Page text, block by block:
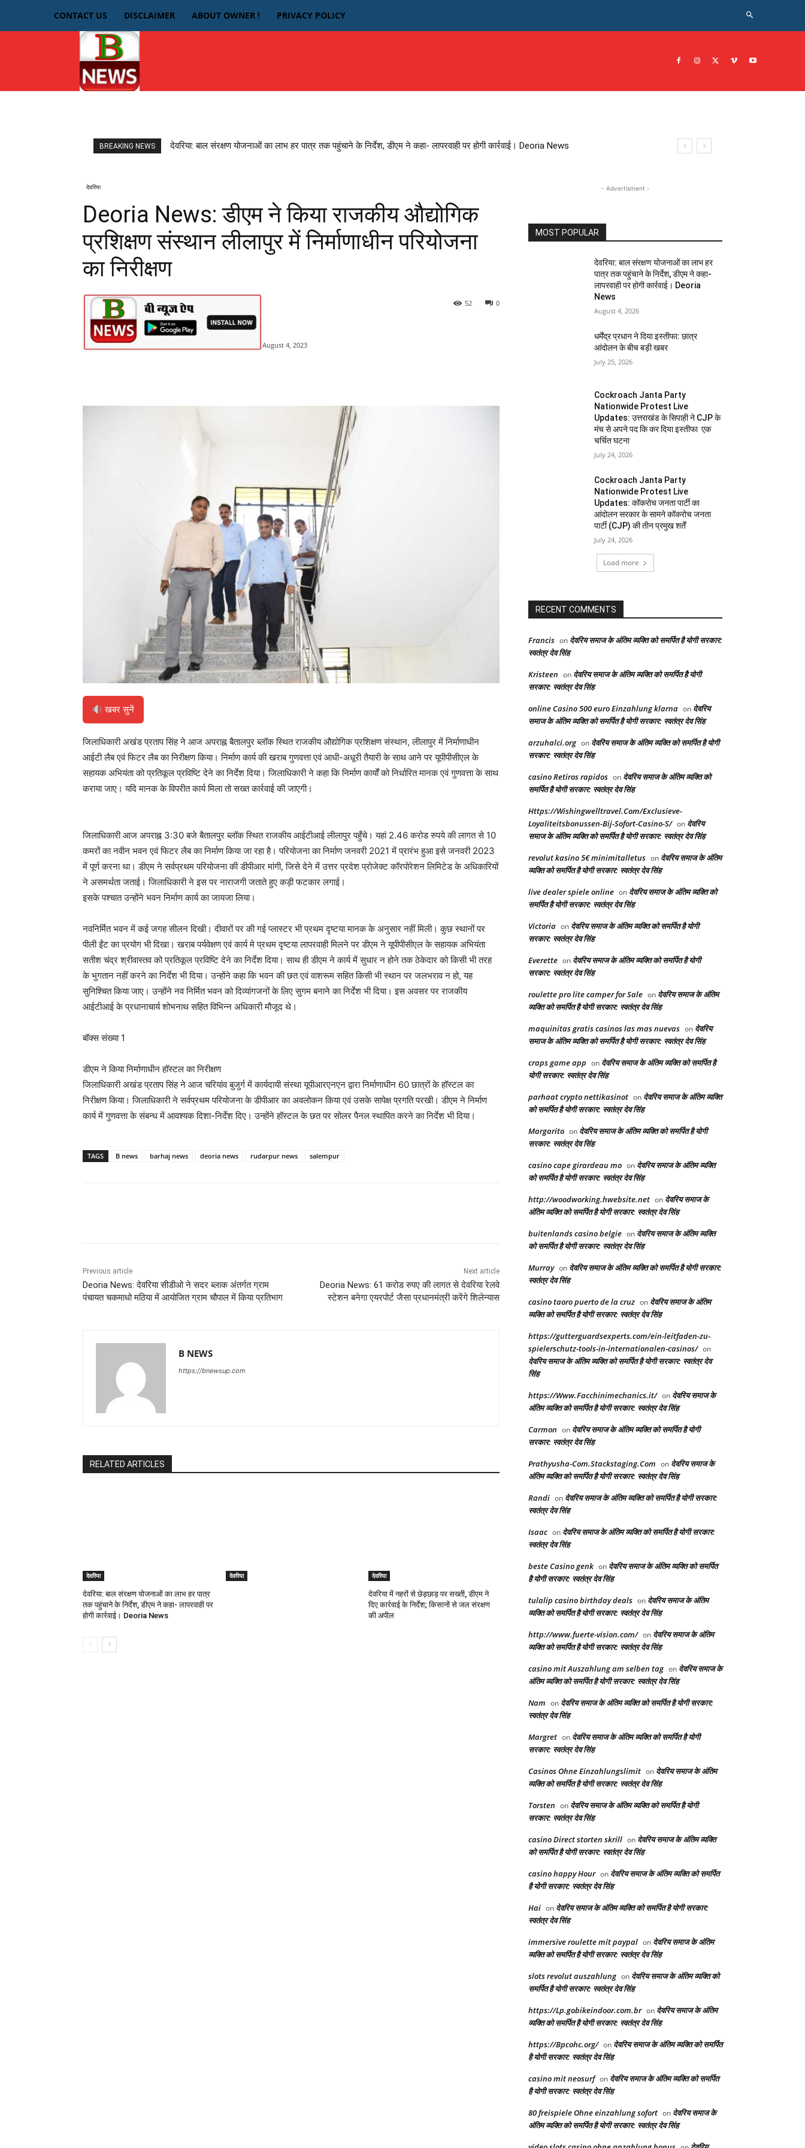
CONTACT US DISCLAIMER ABOUT OWNER ! PRIVACY POLICY
JOB नोकरी सरकारी योजना
BREAKING NEWS देवरिया: बाल संरक्षण योजनाओं का लाभ हर पात्र तक पहुंचाने के निर्देश, डीएम ने कहा- लापरवाही पर होगी कार्रवाई। Deoria News
देवरिया
Deoria News: डीएम ने किया राजकीय औद्योगिक
प्रशिक्षण संस्थान लीलापुर में निर्माणाधीन परियोजना
का निरीक्षण
August 4, 2023
0
52
खबर सुनें
जिलाधिकारी अखंड प्रताप सिंह ने आज अपराह्न बैतालपुर ब्लॉक स्थित राजकीय औद्योगिक प्रशिक्षण संस्थान, लीलापुर में निर्माणाधीन
आईटी लैब एवं फिटर लैब का निरीक्षण किया। निर्माण कार्य की खराब गुणवत्ता एवं आधी-अधूरी तैयारी के साथ आने पर यूपीपीसीएल के
सहायक अभियंता को प्रतिकूल प्रविष्टि देने का निर्देश दिया। जिलाधिकारी ने कहा कि निर्माण कार्यों को निर्धारित मानक एवं गुणवत्ता के साथ
कराया जाए। यदि मानक के विपरीत कार्य मिला तो सख्त कार्रवाई की जाएगी।
जिलाधिकारी आज अपराह्न 3:30 बजे बैतालपुर ब्लॉक स्थित राजकीय आईटीआई लीलापुर पहुँचे। यहां 2.46 करोड रुपये की लागत से 10
कमरों का नवीन भवन एवं फिटर लैब का निर्माण किया जा रहा है। परियोजना का निर्माण जनवरी 2021 में प्रारंभ हुआ इसे जनवरी 2023
में पूर्ण करना था। डीएम ने सर्वप्रथम परियोजना की डीपीआर मांगी, जिसे देने में उत्तर प्रदेश प्रोजेक्ट कॉरपोरेशन लिमिटेड के अधिकारियों
ने असमर्थता जताई। जिलाधिकारी ने इस पर नाराजगी जताते हुए कड़ी फटकार लगाई।
इसके पश्चात उन्होंने भवन निर्माण कार्य का जायजा लिया।
नवनिर्मित भवन में कई जगह सीलन दिखी। दीवारों पर की गई प्लास्टर भी प्रथम दृष्टया मानक के अनुसार नहीं मिली। कुछ स्थानों पर
पीली ईंट का प्रयोग भी दिखा। खराब पर्यवेक्षण एवं कार्य मे प्रथम दृष्टया लापरवाही मिलने पर डीएम ने यूपीपीसीएल के सहायक अभियंता
सतीश चंद्र श्रीवास्तव को प्रतिकूल प्रविष्टि देने का निर्देश दिया। साथ ही डीएम ने कार्य में सुधार न होने तक ठेकेदार को किसी भी तरह
के भुगतान नहीं करने का निर्देश भी दिया। उन्होंने कहा कि भवन की छत एवं वाशरूम सहित किसी भी स्थान पर जलभराव न हो, यह
सुनिश्चित किया जाए। उन्होंने नव निर्मित भवन को दिव्यांगजनों के लिए सुगम बनाने का निर्देश भी दिया। इस अवसर पर राजकीय
आईटीआई के प्रधानाचार्य शोभनाथ सहित विभिन्न अधिकारी मौजूद थे।
बॉक्स संख्या 1
डीएम ने किया निर्माणाधीन हॉस्टल का निरीक्षण
जिलाधिकारी अखंड प्रताप सिंह ने आज चरियांव बुजुर्ग में कार्यदायी संस्था यूपीआरएनएन द्वारा निर्माणाधीन 60 छात्रों के हॉस्टल का
निरीक्षण किया। जिलाधिकारी ने सर्वप्रथम परियोजना के डीपीआर का अवलोकन किया एवं उसके सापेक्ष प्रगति परखी। डीएम ने निर्माण
कार्य में गुणवत्ता के संबन्ध में आवश्यक दिशा-निर्देश दिए। उन्होंने हॉस्टल के छत पर सोलर पैनल स्थापित करने का निर्देश भी दिया।
TAGS B news barhaj news deoria news rudarpur news salempur
Previous article
Deoria News: देवरिया सीडीओ ने सदर ब्लाक अंतर्गत ग्राम
पंचायत चकमाधो मठिया में आयोजित ग्राम चौपाल में किया प्रतिभाग
Next article
Deoria News: 61 करोड रुपए की लागत से देवरिया रेलवे
स्टेशन बनेगा एयरपोर्ट जैसा प्रधानमंत्री करेंगे शिलेन्यास
B NEWS
https://bnewsup.com
RELATED ARTICLES
देवरिया
देवरिया: बाल संरक्षण योजनाओं का लाभ हर पात्र
तक पहुंचाने के निर्देश, डीएम ने कहा- लापरवाही पर
होगी कार्रवाई। Deoria News
देवरिया देवरिया
देवरिया में नहरों से छेड़छाड़ पर सख्ती, डीएम ने
दिए कार्रवाई के निर्देश; किसानों से जल संरक्षण
की अपील
- Advertisment -
MOST POPULAR
देवरिया: बाल संरक्षण योजनाओं का लाभ हर
पात्र तक पहुंचाने के निर्देश, डीएम ने कहा-
लापरवाही पर होगी कार्रवाई। Deoria
News
August 4, 2026
धर्मेंद्र प्रधान ने दिया इस्तीफा: छात्र
आंदोलन के बीच बड़ी खबर
July 25, 2026
Cockroach Janta Party
Nationwide Protest Live
Updates: उत्तराखंड के सिपाही ने CJP के
मंच से अपने पद कि कर दिया इस्तीफा एक
चर्चित घटना
July 24, 2026
Cockroach Janta Party
Nationwide Protest Live
Updates: कॉकरोच जनता पार्टी का
आंदोलन सरकार के सामने कॉकरोच जनता
पार्टी (CJP) की तीन प्रमुख शर्तें
July 24, 2026
Load more
RECENT COMMENTS
Francis on देवरिय समाज के अंतिम व्यक्ति को समर्पित है योगी सरकार:
स्वतंत्र देव सिंह
Kristeen on देवरिय समाज के अंतिम व्यक्ति को समर्पित है योगी
सरकार: स्वतंत्र देव सिंह
online Casino 500 euro Einzahlung klarna on देवरिय
समाज के अंतिम व्यक्ति को समर्पित है योगी सरकार: स्वतंत्र देव सिंह
arzuhalci.org on देवरिय समाज के अंतिम व्यक्ति को समर्पित है योगी
सरकार: स्वतंत्र देव सिंह
casino Retiros rapidos on देवरिय समाज के अंतिम व्यक्ति को
समर्पित है योगी सरकार: स्वतंत्र देव सिंह
Https://Wishingwelltravel.Com/Exclusieve-
Loyaliteitsbonussen-Bij-Sofort-Casino-S/ on देवरिय
समाज के अंतिम व्यक्ति को समर्पित है योगी सरकार: स्वतंत्र देव सिंह
revolut kasino 5€ minimitalletus on देवरिय समाज के अंतिम
व्यक्ति को समर्पित है योगी सरकार: स्वतंत्र देव सिंह
live dealer spiele online on देवरिय समाज के अंतिम व्यक्ति को
समर्पित है योगी सरकार: स्वतंत्र देव सिंह
Victoria on देवरिय समाज के अंतिम व्यक्ति को समर्पित है योगी
सरकार: स्वतंत्र देव सिंह
Everette on देवरिय समाज के अंतिम व्यक्ति को समर्पित है योगी
सरकार: स्वतंत्र देव सिंह
roulette pro lite camper for Sale on देवरिय समाज के अंतिम
व्यक्ति को समर्पित है योगी सरकार: स्वतंत्र देव सिंह
maquinitas gratis casinos las mas nuevas on देवरिय
समाज के अंतिम व्यक्ति को समर्पित है योगी सरकार: स्वतंत्र देव सिंह
craps game app on देवरिय समाज के अंतिम व्यक्ति को समर्पित है
योगी सरकार: स्वतंत्र देव सिंह
parhaat crypto nettikasinot on देवरिय समाज के अंतिम व्यक्ति
को समर्पित है योगी सरकार: स्वतंत्र देव सिंह
Margarito on देवरिय समाज के अंतिम व्यक्ति को समर्पित है योगी
सरकार: स्वतंत्र देव सिंह
casino cape girardeau mo on देवरिय समाज के अंतिम व्यक्ति
को समर्पित है योगी सरकार: स्वतंत्र देव सिंह
http://woodworking.hwebsite.net on देवरिय समाज के
अंतिम व्यक्ति को समर्पित है योगी सरकार: स्वतंत्र देव सिंह
buitenlands casino belgie on देवरिय समाज के अंतिम व्यक्ति
को समर्पित है योगी सरकार: स्वतंत्र देव सिंह
Murray on देवरिय समाज के अंतिम व्यक्ति को समर्पित है योगी सरकार:
स्वतंत्र देव सिंह
casino taoro puerto de la cruz on देवरिय समाज के अंतिम
व्यक्ति को समर्पित है योगी सरकार: स्वतंत्र देव सिंह
https://gutterguardsexperts.com/ein-leitfaden-zu-
spielerschutz-tools-in-internationalen-casinos/ on
देवरिय समाज के अंतिम व्यक्ति को समर्पित है योगी सरकार: स्वतंत्र देव
सिंह
https://Www.Facchinimechanics.it/ on देवरिय समाज के
अंतिम व्यक्ति को समर्पित है योगी सरकार: स्वतंत्र देव सिंह
Carmon on देवरिय समाज के अंतिम व्यक्ति को समर्पित है योगी
सरकार: स्वतंत्र देव सिंह
Prathyusha-Com.Stackstaging.Com on देवरिय समाज के
अंतिम व्यक्ति को समर्पित है योगी सरकार: स्वतंत्र देव सिंह
Randi on देवरिय समाज के अंतिम व्यक्ति को समर्पित है योगी सरकार:
स्वतंत्र देव सिंह
Isaac on देवरिय समाज के अंतिम व्यक्ति को समर्पित है योगी सरकार:
स्वतंत्र देव सिंह
beste Casino genk on देवरिय समाज के अंतिम व्यक्ति को समर्पित
है योगी सरकार: स्वतंत्र देव सिंह
tulalip casino birthday deals on देवरिय समाज के अंतिम
व्यक्ति को समर्पित है योगी सरकार: स्वतंत्र देव सिंह
http://www.fuerte-vision.com/ on देवरिय समाज के अंतिम
व्यक्ति को समर्पित है योगी सरकार: स्वतंत्र देव सिंह
casino mit Auszahlung am selben tag on देवरिय समाज के
अंतिम व्यक्ति को समर्पित है योगी सरकार: स्वतंत्र देव सिंह
Nam on देवरिय समाज के अंतिम व्यक्ति को समर्पित है योगी सरकार:
स्वतंत्र देव सिंह
Margret on देवरिय समाज के अंतिम व्यक्ति को समर्पित है योगी
सरकार: स्वतंत्र देव सिंह
Casinos Ohne Einzahlungslimit on देवरिय समाज के अंतिम
व्यक्ति को समर्पित है योगी सरकार: स्वतंत्र देव सिंह
Torsten on देवरिय समाज के अंतिम व्यक्ति को समर्पित है योगी
सरकार: स्वतंत्र देव सिंह
casino Direct storten skrill on देवरिय समाज के अंतिम व्यक्ति
को समर्पित है योगी सरकार: स्वतंत्र देव सिंह
casino happy Hour on देवरिय समाज के अंतिम व्यक्ति को समर्पित
है योगी सरकार: स्वतंत्र देव सिंह
Hai on देवरिय समाज के अंतिम व्यक्ति को समर्पित है योगी सरकार:
स्वतंत्र देव सिंह
immersive roulette mit paypal on देवरिय समाज के अंतिम
व्यक्ति को समर्पित है योगी सरकार: स्वतंत्र देव सिंह
slots revolut auszahlung on देवरिय समाज के अंतिम व्यक्ति को
समर्पित है योगी सरकार: स्वतंत्र देव सिंह
https://Lp.gobikeindoor.com.br on देवरिय समाज के अंतिम
व्यक्ति को समर्पित है योगी सरकार: स्वतंत्र देव सिंह
https://Bpcohc.org/ on देवरिय समाज के अंतिम व्यक्ति को समर्पित
है योगी सरकार: स्वतंत्र देव सिंह
casino mit neosurf on देवरिय समाज के अंतिम व्यक्ति को समर्पित
है योगी सरकार: स्वतंत्र देव सिंह
80 freispiele Ohne einzahlung sofort on देवरिय समाज के
अंतिम व्यक्ति को समर्पित है योगी सरकार: स्वतंत्र देव सिंह